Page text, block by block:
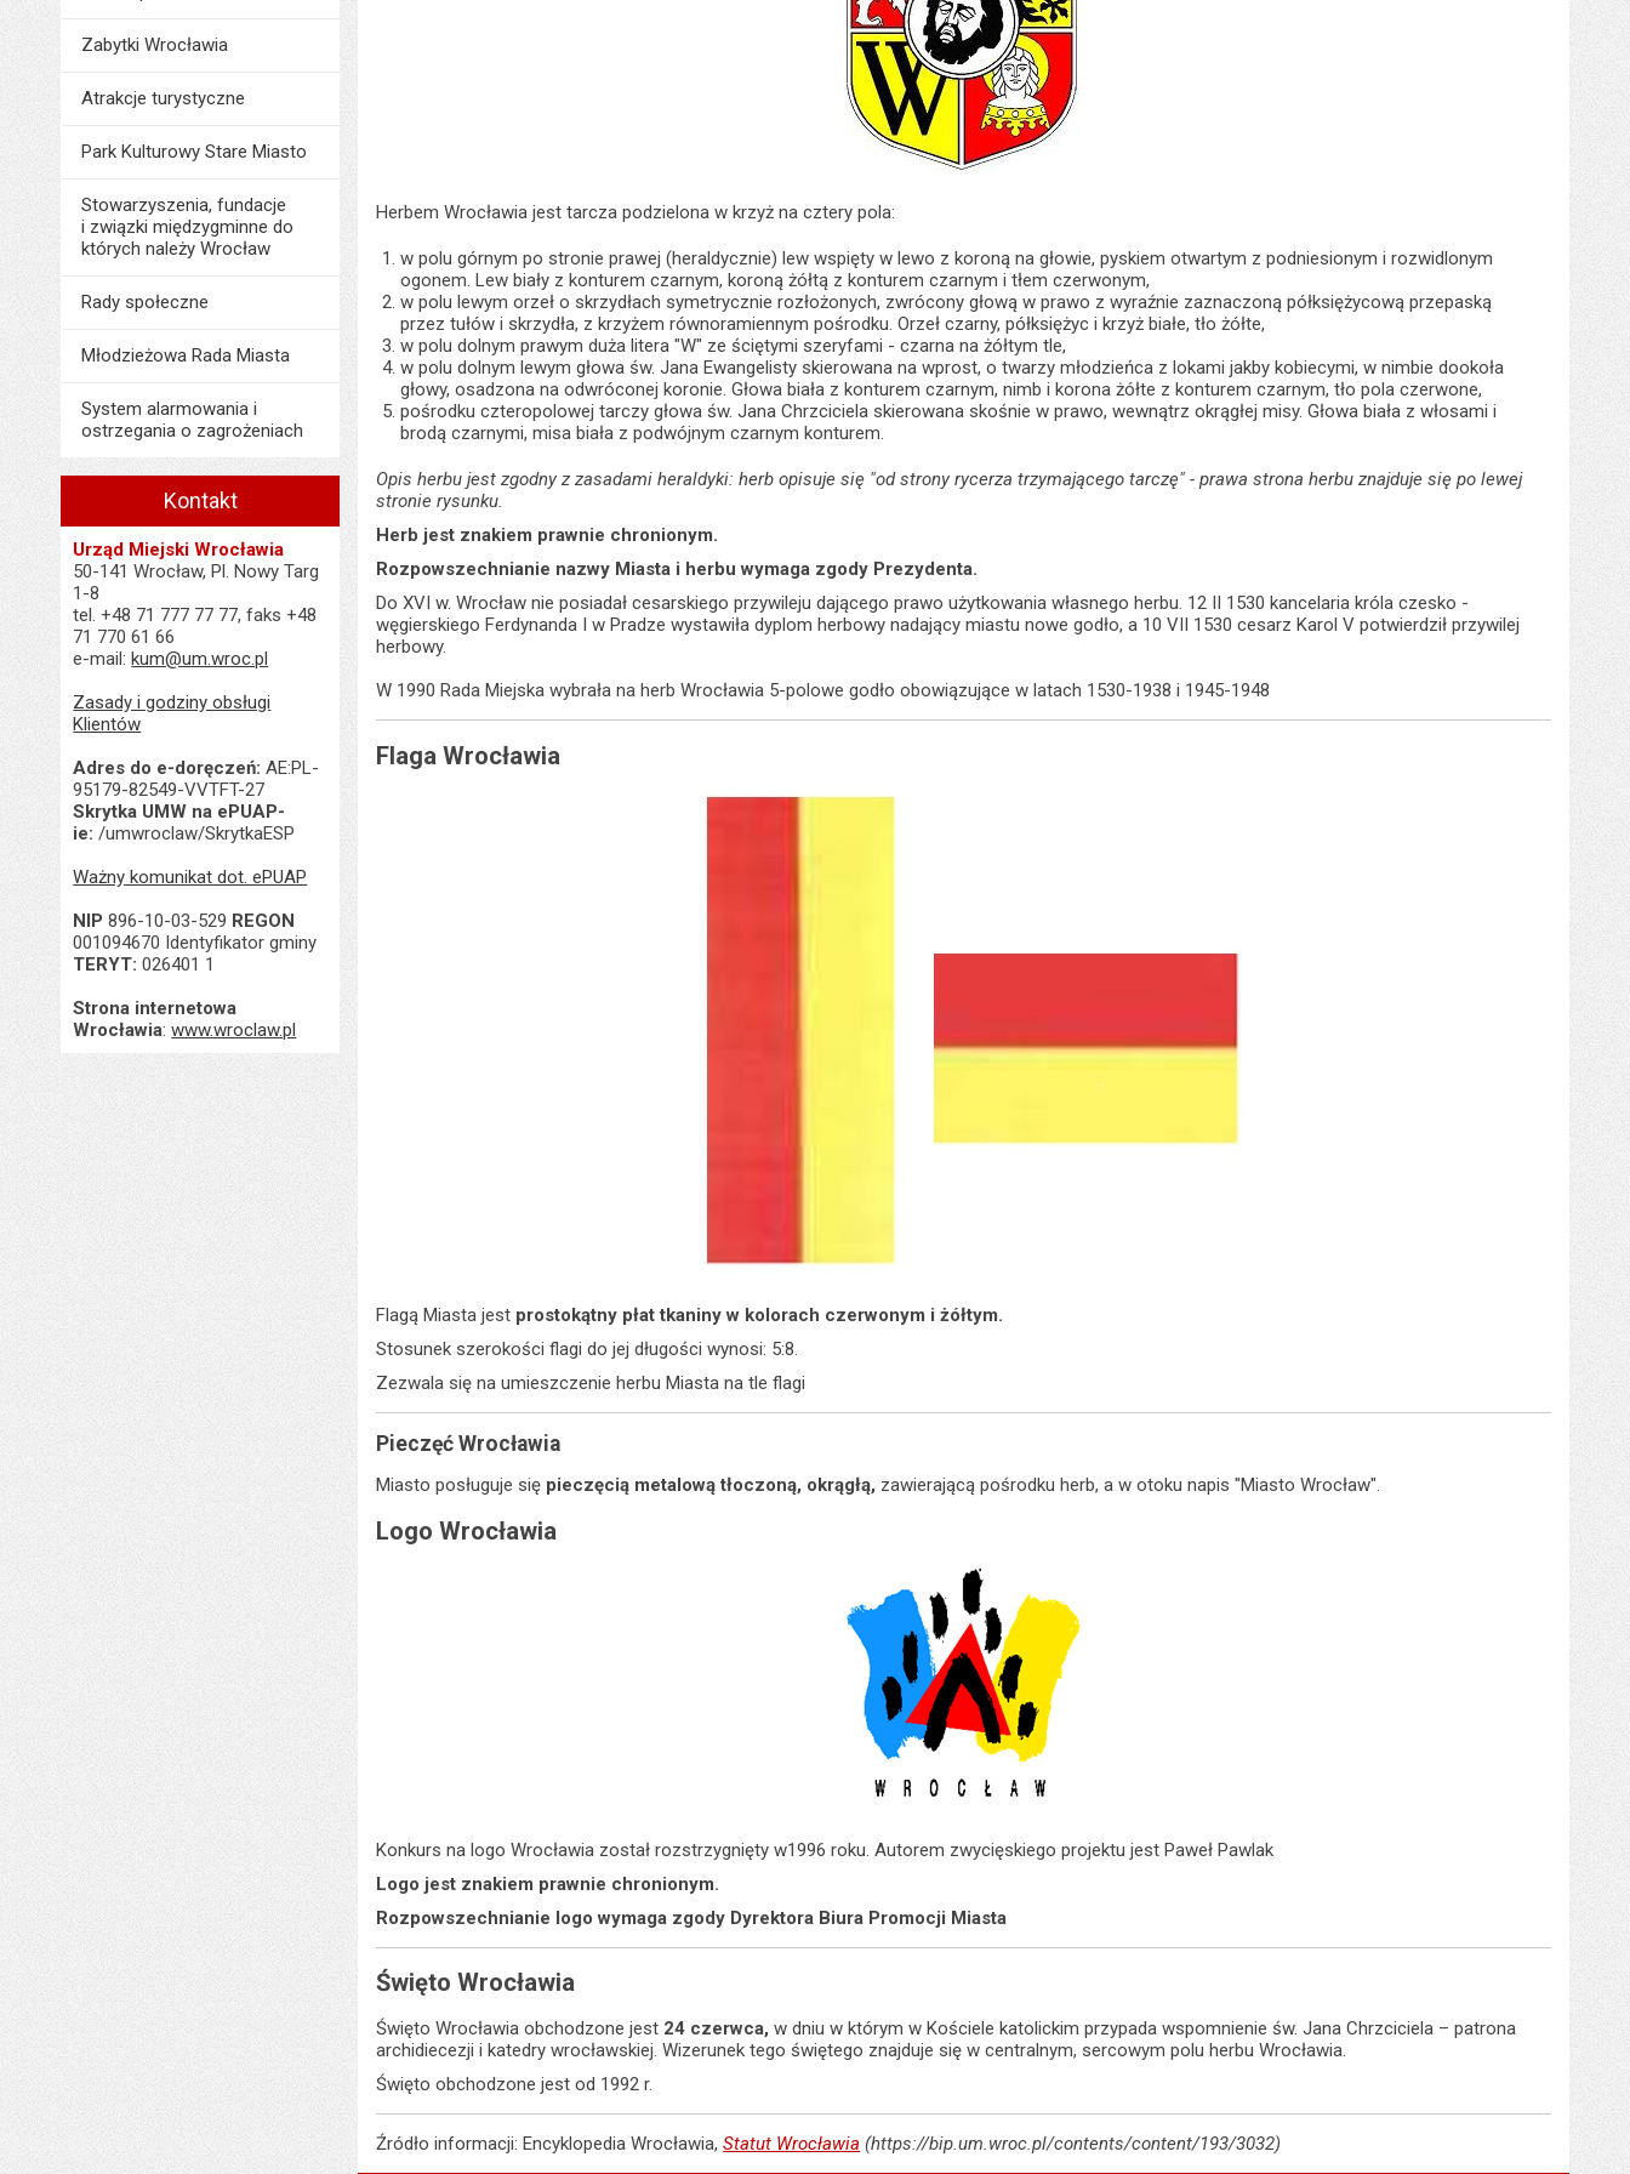
Zabytki Wrocławia
Atrakcje turystyczne
Park Kulturowy Stare Miasto
Stowarzyszenia, fundacje
i związki międzygminne do
których należy Wrocław
Rady społeczne
Młodzieżowa Rada Miasta
System alarmowania i
ostrzegania o zagrożeniach
Kontakt
Urząd Miejski Wrocławia
50-141 Wrocław, Pl. Nowy Targ
1-8
tel. +48 71 777 77 77, faks +48
71 770 61 66
e-mail:kum@um.wroc.pl
Zasady i godziny obsługi
Klientów
Adres do e-doręczeń: AE:PL-
95179-82549-VVTFT-27
Skrytka UMW na ePUAP-
ie: /umwroclaw/SkrytkaESP
Ważny komunikat dot. ePUAP
NIP 896-10-03-529 REGON
001094670 Identyfikator gminy
TERYT: 026401 1
Strona internetowa
Wrocławia:www.wroclaw.pl
Herbem Wrocławia jest tarcza podzielona w krzyż na cztery pola:
w polu górnym po stronie prawej (heraldycznie) lew wspięty w lewo z koroną na głowie, pyskiem otwartym z podniesionym i rozwidlonym
ogonem. Lew biały z konturem czarnym, koroną żółtą z konturem czarnym i tłem czerwonym,
w polu lewym orzeł o skrzydłach symetrycznie rozłożonych, zwrócony głową w prawo z wyraźnie zaznaczoną półksiężycową przepaską
przez tułów i skrzydła, z krzyżem równoramiennym pośrodku. Orzeł czarny, półksiężyc i krzyż białe, tło żółte,
w polu dolnym prawym duża litera "W" ze ściętymi szeryfami - czarna na żółtym tle,
w polu dolnym lewym głowa św. Jana Ewangelisty skierowana na wprost, o twarzy młodzieńca z lokami jakby kobiecymi, w nimbie dookoła
głowy, osadzona na odwróconej koronie. Głowa biała z konturem czarnym, nimb i korona żółte z konturem czarnym, tło pola czerwone,
pośrodku czteropolowej tarczy głowa św. Jana Chrzciciela skierowana skośnie w prawo, wewnątrz okrągłej misy. Głowa biała z włosami i
brodą czarnymi, misa biała z podwójnym czarnym konturem.
Opis herbu jest zgodny z zasadami heraldyki: herb opisuje się "od strony rycerza trzymającego tarczę" - prawa strona herbu znajduje się po lewej
stronie rysunku.
Herb jest znakiem prawnie chronionym.
Rozpowszechnianie nazwy Miasta i herbu wymaga zgody Prezydenta.
Do XVI w. Wrocław nie posiadał cesarskiego przywileju dającego prawo użytkowania własnego herbu. 12 II 1530 kancelaria króla czesko -
węgierskiego Ferdynanda I w Pradze wystawiła dyplom herbowy nadający miastu nowe godło, a 10 VII 1530 cesarz Karol V potwierdził przywilej
herbowy.
W 1990 Rada Miejska wybrała na herb Wrocławia 5-polowe godło obowiązujące w latach 1530-1938 i 1945-1948
Flaga Wrocławia
Flagą Miasta jest prostokątny płat tkaniny w kolorach czerwonym i żółtym.
Stosunek szerokości flagi do jej długości wynosi: 5:8.
Zezwala się na umieszczenie herbu Miasta na tle flagi
Pieczęć Wrocławia
Miasto posługuje się pieczęcią metalową tłoczoną, okrągłą, zawierającą pośrodku herb, a w otoku napis "Miasto Wrocław".
Logo Wrocławia
Konkurs na logo Wrocławia został rozstrzygnięty w1996 roku. Autorem zwycięskiego projektu jest Paweł Pawlak
Logo jest znakiem prawnie chronionym.
Rozpowszechnianie logo wymaga zgody Dyrektora Biura Promocji Miasta
Święto Wrocławia
Święto Wrocławia obchodzone jest 24 czerwca,w dniu w którym w Kościele katolickim przypada wspomnienie św. Jana Chrzciciela – patrona
archidiecezji i katedry wrocławskiej. Wizerunek tego świętego znajduje się w centralnym, sercowym polu herbu Wrocławia.
Święto obchodzone jest od 1992 r.
Źródło informacji: Encyklopedia Wrocławia,Statut Wrocławia (https://bip.um.wroc.pl/contents/content/193/3032)